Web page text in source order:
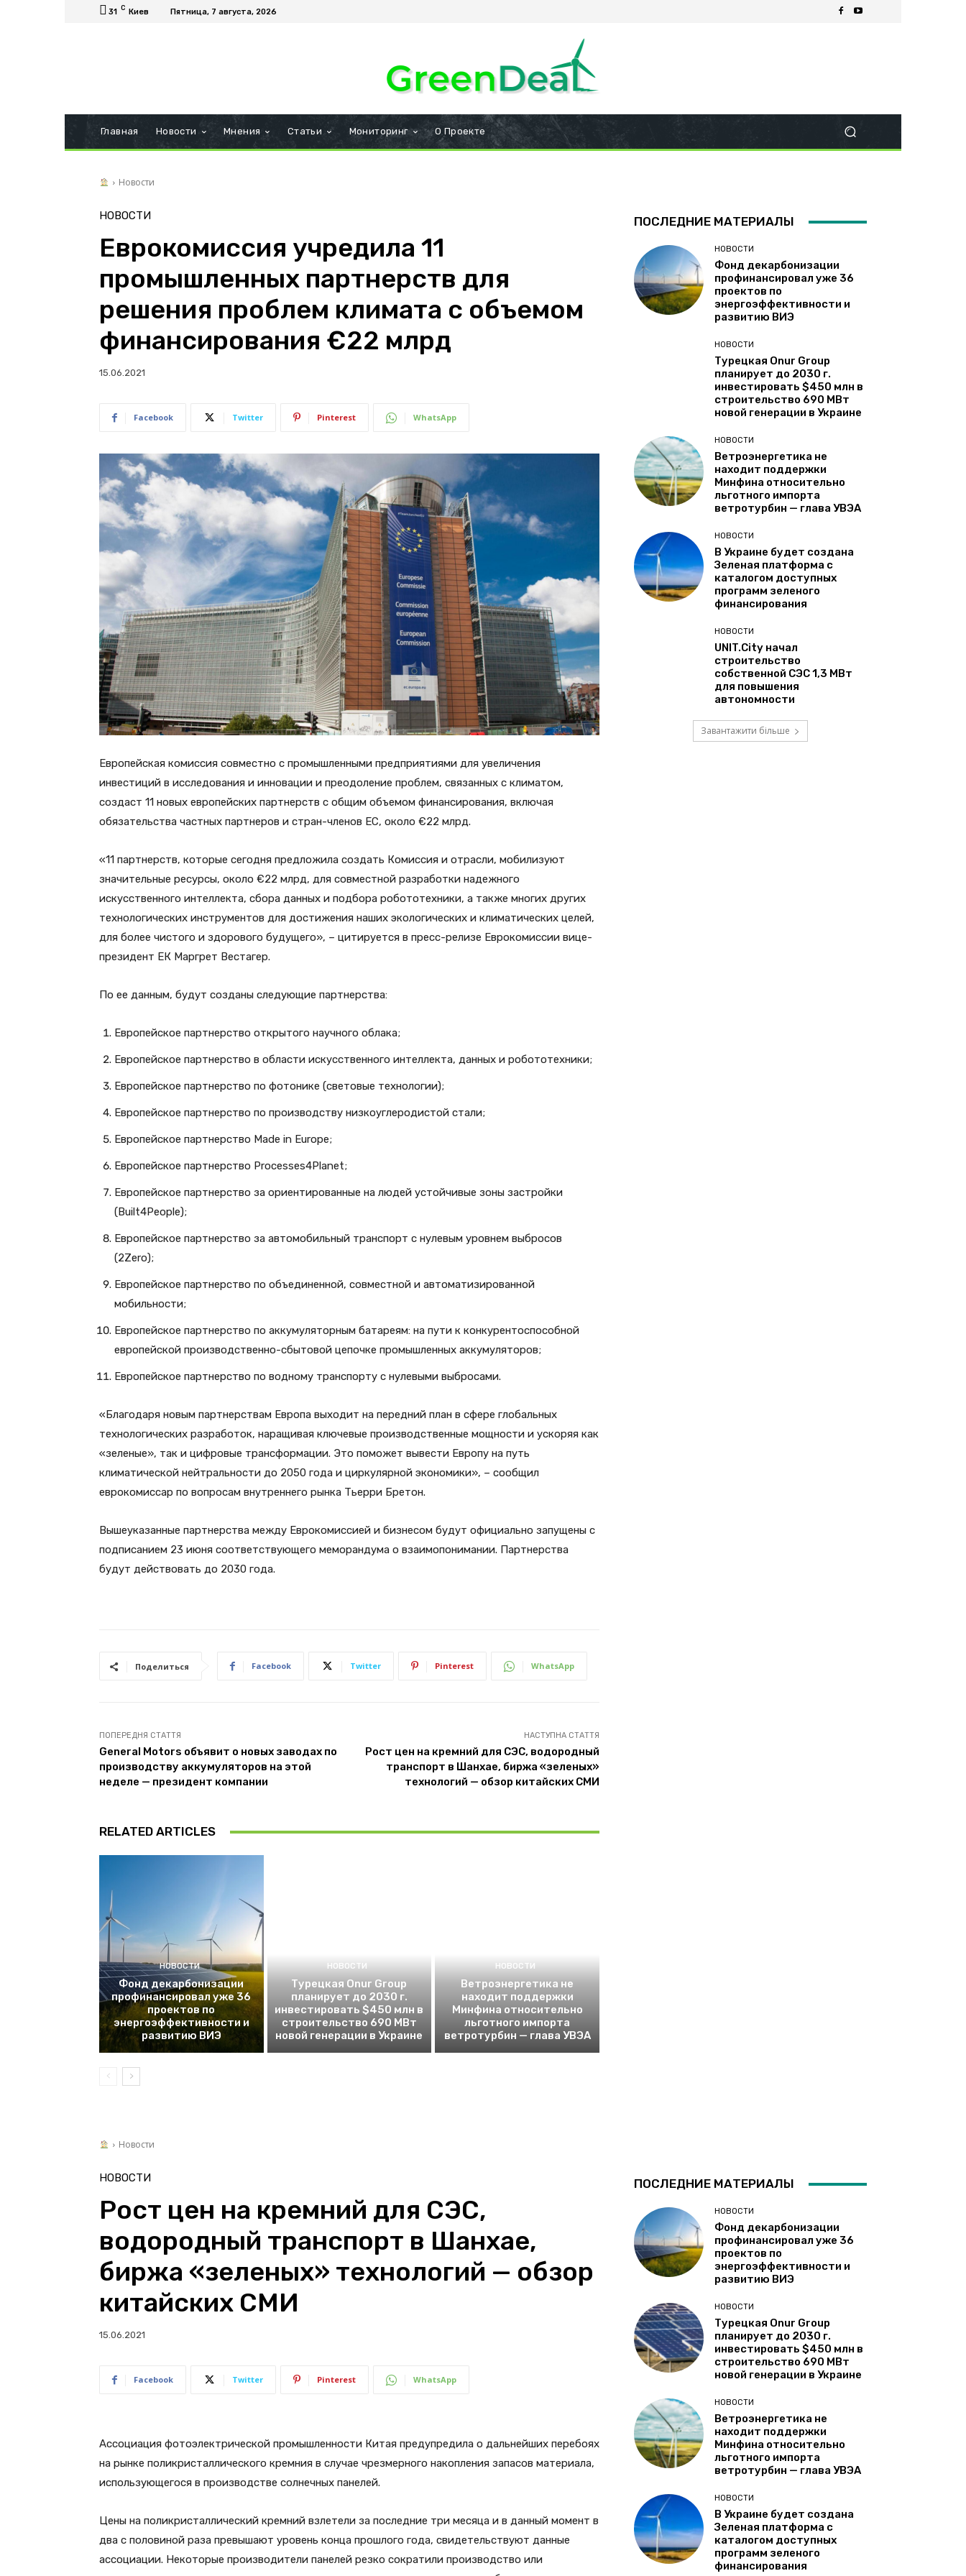
31 C Киев Пятница, 7 августа, 2026
Главная Новости Мнения Статьи Мониторинг О Проекте
Новости
НОВОСТИ
Еврокомиссия учредила 11
промышленных партнерств для
решения проблем климата с объемом
финансирования €22 млрд
15.06.2021
Facebook Twitter Pinterest WhatsApp
Европейская комиссия совместно с промышленными предприятиями для увеличения
инвестиций в исследования и инновации и преодоление проблем, связанных с климатом,
создаст 11 новых европейских партнерств с общим объемом финансирования, включая
обязательства частных партнеров и стран-членов ЕС, около €22 млрд.
«11 партнерств, которые сегодня предложила создать Комиссия и отрасли, мобилизуют
значительные ресурсы, около €22 млрд, для совместной разработки надежного
искусственного интеллекта, сбора данных и подбора робототехники, а также многих других
технологических инструментов для достижения наших экологических и климатических целей,
для более чистого и здорового будущего», – цитируется в пресс-релизе Еврокомиссии вице-
президент ЕК Маргрет Вестагер.
По ее данным, будут созданы следующие партнерства:
Европейское партнерство открытого научного облака;
Европейское партнерство в области искусственного интеллекта, данных и робототехники;
Европейское партнерство по фотонике (световые технологии);
Европейское партнерство по производству низкоуглеродистой стали;
Европейское партнерство Made in Europe;
Европейское партнерство Processes4Planet;
Европейское партнерство за ориентированные на людей устойчивые зоны застройки
(Built4People);
Европейское партнерство за автомобильный транспорт с нулевым уровнем выбросов
(2Zero);
Европейское партнерство по объединенной, совместной и автоматизированной
мобильности;
Европейское партнерство по аккумуляторным батареям: на пути к конкурентоспособной
европейской производственно-сбытовой цепочке промышленных аккумуляторов;
Европейское партнерство по водному транспорту с нулевыми выбросами.
«Благодаря новым партнерствам Европа выходит на передний план в сфере глобальных
технологических разработок, наращивая ключевые производственные мощности и ускоряя как
«зеленые», так и цифровые трансформации. Это поможет вывести Европу на путь
климатической нейтральности до 2050 года и циркулярной экономики», – сообщил
еврокомиссар по вопросам внутреннего рынка Тьерри Бретон.
Вышеуказанные партнерства между Еврокомиссией и бизнесом будут официально запущены с
подписанием 23 июня соответствующего меморандума о взаимопонимании. Партнерства
будут действовать до 2030 года.
Поделиться Facebook Twitter Pinterest WhatsApp
ПОПЕРЕДНЯ СТАТТЯ
General Motors объявит о новых заводах по
производству аккумуляторов на этой
неделе — президент компании
НАСТУПНА СТАТТЯ
Рост цен на кремний для СЭС, водородный
транспорт в Шанхае, биржа «зеленых»
технологий — обзор китайских СМИ
RELATED ARTICLES
НОВОСТИ
Фонд декарбонизации
профинансировал уже 36
проектов по
энергоэффективности и
развитию ВИЭ
НОВОСТИ
Турецкая Onur Group
планирует до 2030 г.
инвестировать $450 млн в
строительство 690 МВт
новой генерации в Украине
НОВОСТИ
Ветроэнергетика не
находит поддержки
Минфина относительно
льготного импорта
ветротурбин — глава УВЭА
ПОСЛЕДНИЕ МАТЕРИАЛЫ
НОВОСТИ
Фонд декарбонизации
профинансировал уже 36
проектов по
энергоэффективности и
развитию ВИЭ
НОВОСТИ
Турецкая Onur Group
планирует до 2030 г.
инвестировать $450 млн в
строительство 690 МВт
новой генерации в Украине
НОВОСТИ
Ветроэнергетика не
находит поддержки
Минфина относительно
льготного импорта
ветротурбин — глава УВЭА
НОВОСТИ
В Украине будет создана
Зеленая платформа с
каталогом доступных
программ зеленого
финансирования
НОВОСТИ
UNIT.City начал
строительство
собственной СЭС 1,3 МВт
для повышения
автономности
Завантажити більше